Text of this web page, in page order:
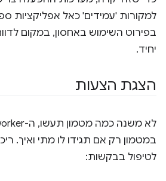
למקורות 'עמידים' כאל אפליקציות
בפירוט השימוש באחסון, במקום
יחיד.
הצגת הצעות
במטמון רק אם תגידו לו מתי ואיך.
לטיפול בבקשות: